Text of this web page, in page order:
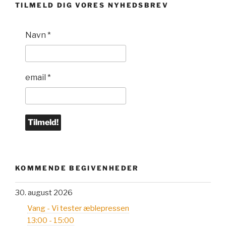
TILMELD DIG VORES NYHEDSBREV
Navn *
email *
KOMMENDE BEGIVENHEDER
30. august 2026
Vang - Vi tester æblepressen
13:00 - 15:00